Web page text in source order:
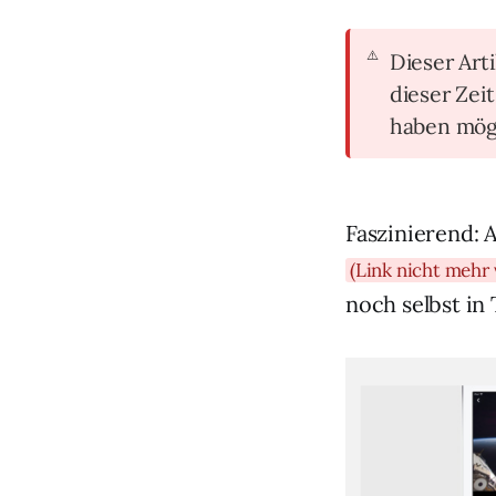
Dieser
dieser
haben
Faszinierend:
(Link nicht mehr
noch selbst in